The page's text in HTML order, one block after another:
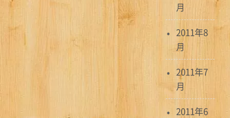
月
2011年8
月
2011年7
月
2011年6